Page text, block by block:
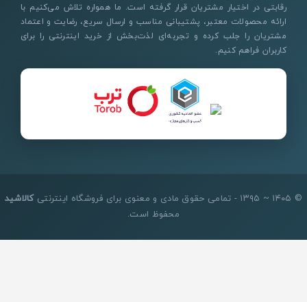
رقابتی در اختیار مشتریان قرار گرفته است. ما همواره تلاش می‌کنیم با
ارائه محصولات معتبر، پشتیبانی مناسب و ارسال سریع، رضایت و اعتماد
مشتریان را جلب کرده و تجربه‌ای لذت‌بخش از خرید اینترنتی را برای
کاربران فراهم کنیم.
© ۱۴۰۵ ~ ۱۳۹۵ - تمامی حقوق مادی و معنوی برای فروشگاه اینترنتی
کالاشید
محفوظ است.